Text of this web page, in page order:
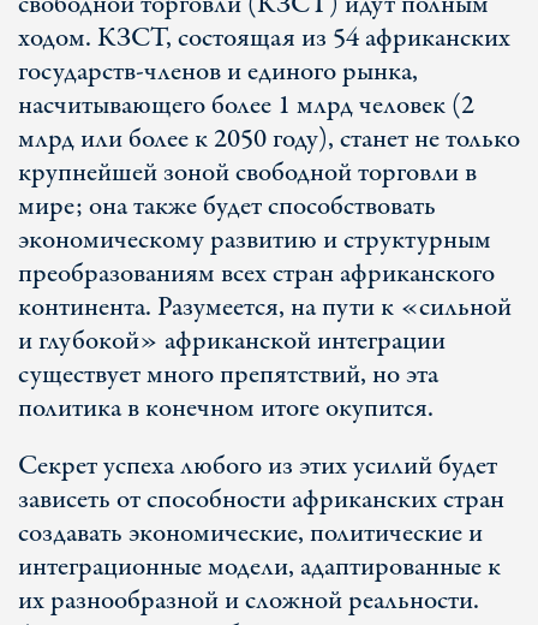
ходом. КЗСТ, состоящая из 54 африканских
государств-членов и единого рынка,
насчитывающего более 1 млрд человек (2
млрд или более к 2050 году), станет не только
крупнейшей зоной свободной торговли в
мире; она также будет способствовать
экономическому развитию и структурным
преобразованиям всех стран африканского
континента. Разумеется, на пути к «сильной
и глубокой» африканской интеграции
существует много препятствий, но эта
политика в конечном итоге окупится.
Секрет успеха любого из этих усилий будет
зависеть от способности африканских стран
создавать экономические, политические и
интеграционные модели, адаптированные к
их разнообразной и сложной реальности.